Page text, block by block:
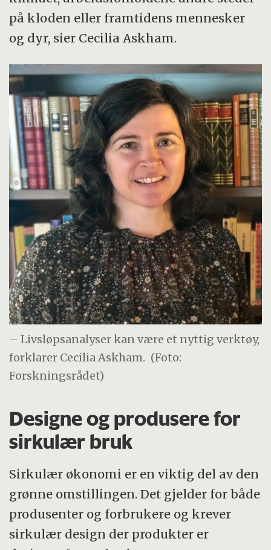
på kloden eller framtidens mennesker
og dyr, sier Cecilia Askham.
– Livsløpsanalyser kan være et nyttig verktøy,
forklarer Cecilia Askham. (Foto:
Forskningsrådet)
Designe og produsere for
sirkulær bruk
Sirkulær økonomi er en viktig del av den
grønne omstillingen. Det gjelder for både
produsenter og forbrukere og krever
sirkulær design der produkter er